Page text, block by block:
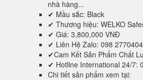
nhà hàng...
✔ Mầu sắc: Black
✔ Thương hiệu: WELKO
✔ Giá: 3,800,000 VNĐ
✔ Liên Hệ Zalo: 098 2770404
✔Cam Kết Sản Phẩm Chất
✔ Hotline International 24/7:
Chi tiết sản phẩm xem tại: